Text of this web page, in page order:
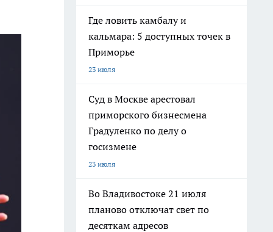
Где ловить камбалу и
кальмара: 5 доступных точек в
Приморье
23 июля
Суд в Москве арестовал
приморского бизнесмена
Градуленко по делу о
госизмене
23 июля
Во Владивостоке 21 июля
планово отключат свет по
десяткам адресов